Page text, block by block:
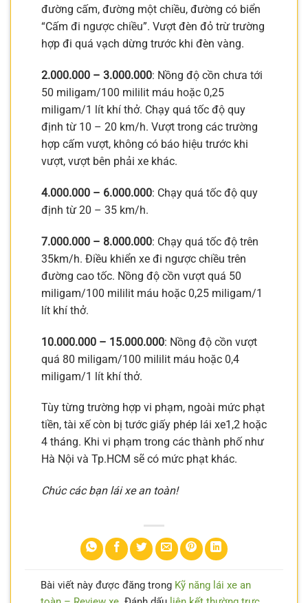
đường cấm, đường một chiều, đường có biển
“Cấm đi ngược chiều”. Vượt đèn đỏ trừ trường
hợp đi quá vạch dừng trước khi đèn vàng.
2.000.000 – 3.000.000: Nồng độ cồn chưa tới
50 miligam/100 mililit máu hoặc 0,25
miligam/1 lít khí thở. Chạy quá tốc độ quy
định từ 10 – 20 km/h. Vượt trong các trường
hợp cấm vượt, không có báo hiệu trước khi
vượt, vượt bên phải xe khác.
4.000.000 – 6.000.000: Chạy quá tốc độ quy
định từ 20 – 35 km/h.
7.000.000 – 8.000.000: Chạy quá tốc độ trên
35km/h. Điều khiển xe đi ngược chiều trên
đường cao tốc. Nồng độ cồn vượt quá 50
miligam/100 mililit máu hoặc 0,25 miligam/1
lít khí thở.
10.000.000 – 15.000.000: Nồng độ cồn vượt
quá 80 miligam/100 mililit máu hoặc 0,4
miligam/1 lít khí thở.
Tùy từng trường hợp vi phạm, ngoài mức phạt
tiền, tài xế còn bị tước giấy phép lái xe1,2 hoặc
4 tháng. Khi vi phạm trong các thành phố như
Hà Nội và Tp.HCM sẽ có mức phạt khác.
Chúc các bạn lái xe an toàn!
Bài viết này được đăng trong Kỹ năng lái xe an